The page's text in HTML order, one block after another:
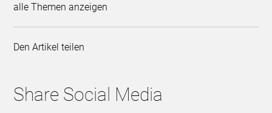
alle Themen anzeigen
Den Artikel teilen
Share Social Media